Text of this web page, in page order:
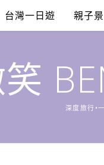
台灣一日遊 親子
深度旅行•